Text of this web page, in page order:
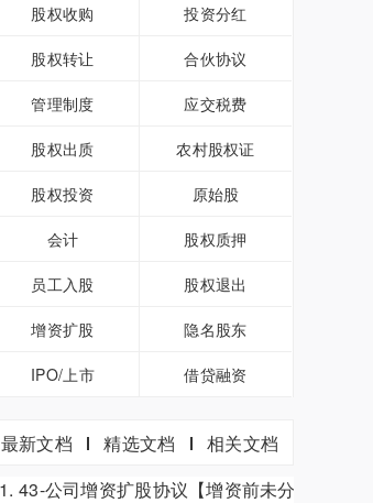
股权收购 投资分红
股权转让 合伙协议
管理制度 应交税费
股权出质 农村股权证
股权投资 原始股
会计 股权质押
员工入股 股权退出
增资扩股 隐名股东
IPO/上市 借贷融资
最新文档 精选文档 相关文档
43-公司增资扩股协议【增资前未分配利润